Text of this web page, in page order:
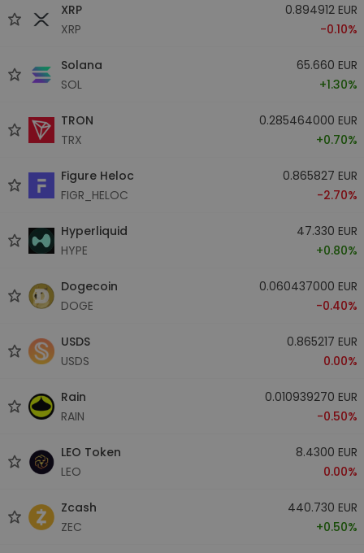
XRP
XRP
0.894912 EUR
-0.10%
Solana
SOL
65.660 EUR
+1.30%
TRON
TRX
0.285464000 EUR
+0.70%
Figure Heloc
FIGR_HELOC
0.865827 EUR
-2.70%
Hyperliquid
HYPE
47.330 EUR
+0.80%
Dogecoin
DOGE
0.060437000 EUR
-0.40%
USDS
USDS
0.865217 EUR
0.00%
Rain
RAIN
0.010939270 EUR
-0.50%
LEO Token
LEO
8.4300 EUR
0.00%
Zcash
ZEC
440.730 EUR
+0.50%